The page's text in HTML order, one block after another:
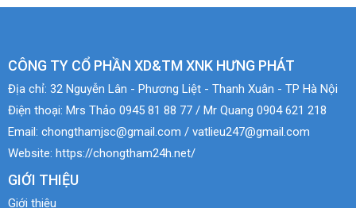
CÔNG TY CỔ PHẦN XD&TM XNK HƯNG PHÁT
Địa chỉ: 32 Nguyễn Lân - Phương Liệt - Thanh Xuân - TP Hà Nội
Điện thoại: Mrs Thảo 0945 81 88 77 / Mr Quang 0904 621 218
Email: chongthamjsc@gmail.com / vatlieu247@gmail.com
Website: https://chongtham24h.net/
GIỚI THIỆU
Giới thiệu